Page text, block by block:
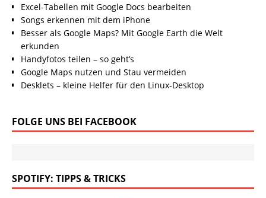
Excel-Tabellen mit Google Docs bearbeiten
Songs erkennen mit dem iPhone
Besser als Google Maps? Mit Google Earth die Welt
erkunden
Handyfotos teilen – so geht’s
Google Maps nutzen und Stau vermeiden
Desklets – kleine Helfer für den Linux-Desktop
FOLGE UNS BEI FACEBOOK
SPOTIFY: TIPPS & TRICKS